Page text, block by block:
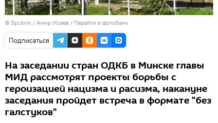
© Sputnik / Амир Исаев / Перейти в фотобанк
Подписаться
На заседании стран ОДКБ в Минске главы
МИД рассмотрят проекты борьбы с
героизацией нацизма и расизма, накануне
заседания пройдет встреча в формате "без
галстуков"